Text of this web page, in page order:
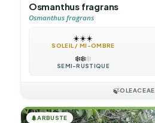
Osmanthus fragrans
Osmanthus fragrans
☀️☀️☀️
SOLEIL / MI-OMBRE
❄️❄️❄️
SEMI-RUSTIQUE
🍃OLEACEAE
🌲ARBUSTE